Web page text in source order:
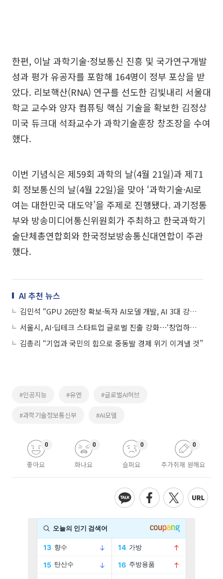
한편, 이날 과학기술·정보통신 진흥 및 국가연구개발
성과 평가 유공자를 포함해 164명이 정부 포상을 받
았다. 리보핵산(RNA) 연구를 선도한 김빛내리 서울대
학교 교수와 양자 컴퓨팅 핵심 기술을 확보한 김정상
미국 듀크대 석좌교수가 과학기술훈장 창조장을 수여
했다.
이번 기념식은 제59회 과학의 날(4월 21일)과 제71
회 정보통신의 날(4월 22일)을 맞아 ‘과학기술·AI로
여는 대한민국 대도약’을 주제로 진행됐다. 과기정통
부와 방송미디어통신위원회가 주최하고 한국과학기
술단체총연합회와 한국정보방송통신대연합이 주관
했다.
AI 추천 뉴스
김민석 “GPU 26만장 확보·독자 AI모델 개발, AI 3대 강국 도약”
서울시, AI·딥테크 스타트업 글로벌 진출 강화⋯‘창업하기 좋은 도시’ 만든다
김총리 “기업과 국민의 힘으로 중동발 경제 위기 이겨낼 것”
#인공지능 #유엔 #글로벌AI허브
#과학기술정보통신부 #AI모델
좋아요
0
화나요
0
슬퍼요
0
추가취재 원해요
0